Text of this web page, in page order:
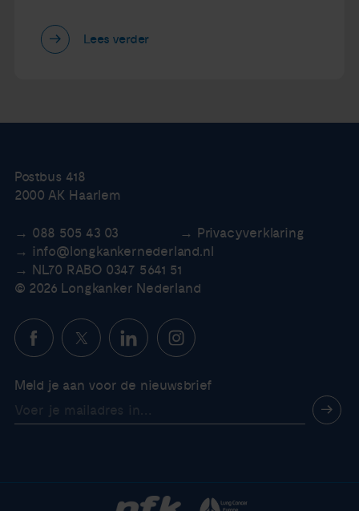
Lees verder
Postbus 418
2000 AK Haarlem
088 505 43 03
Privacyverklaring
info@longkankernederland.nl
NL70 RABO 0347 5641 51
© 2026 Longkanker Nederland
Meld je aan voor de nieuwsbrief